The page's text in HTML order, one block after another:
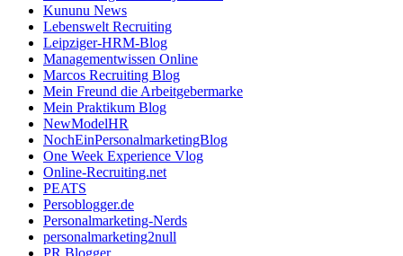
Kununu News
Lebenswelt Recruiting
Leipziger-HRM-Blog
Managementwissen Online
Marcos Recruiting Blog
Mein Freund die Arbeitgebermarke
Mein Praktikum Blog
NewModelHR
NochEinPersonalmarketingBlog
One Week Experience Vlog
Online-Recruiting.net
PEATS
Persoblogger.de
Personalmarketing-Nerds
personalmarketing2null
PR Blogger